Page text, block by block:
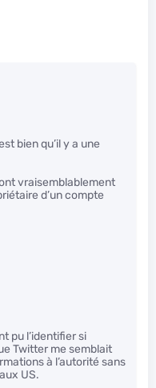
bien qu’il y a une
vraisemblablement
d’un compte
pu l’identifier si
Twitter me semblait
à l’autorité sans
US.